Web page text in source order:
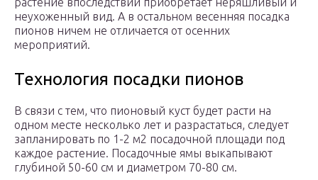
неухоженный вид. А в остальном весенняя посадка
пионов ничем не отличается от осенних
мероприятий.
Технология посадки пионов
В связи с тем, что пионовый куст будет расти на
одном месте несколько лет и разрастаться, следует
запланировать по 1-2 м2 посадочной площади под
каждое растение. Посадочные ямы выкапывают
глубиной 50-60 см и диаметром 70-80 см.